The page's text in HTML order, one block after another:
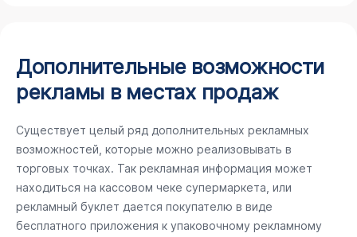
Дополнительные возможности
рекламы в местах продаж
Существует целый ряд дополнительных рекламных
возможностей, которые можно реализовывать в
торговых точках. Так рекламная информация может
находиться на кассовом чеке супермаркета, или
рекламный буклет дается покупателю в виде
бесплатного приложения к упаковочному рекламному